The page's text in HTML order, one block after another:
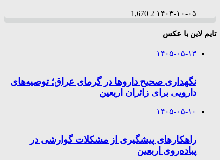
۱۴۰۳-۱۰-۰۵ 2
1,670
تایم لاین با عکس
۱۴۰۵-۰۵-۱۳
نگهداری صحیح داروها در گرمای عراق؛ توصیه‌های
دارویی برای زائران اربعین
۱۴۰۵-۰۵-۱۰
راهکارهای پیشگیری از مشکلات گوارشی در
پیاده‌روی اربعین